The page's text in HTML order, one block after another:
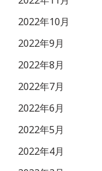
2022年10月
2022年9月
2022年8月
2022年7月
2022年6月
2022年5月
2022年4月